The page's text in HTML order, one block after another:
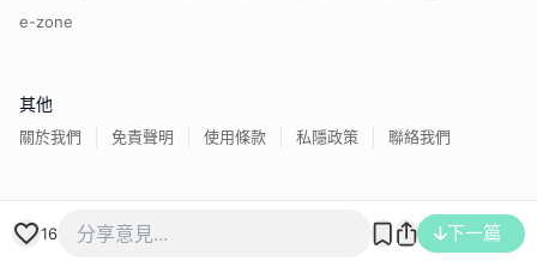
16 下一篇
e-zone
其他
關於我們 免責聲明 使用條款 私隱政策 聯絡我們
香港經濟日報版權所有©